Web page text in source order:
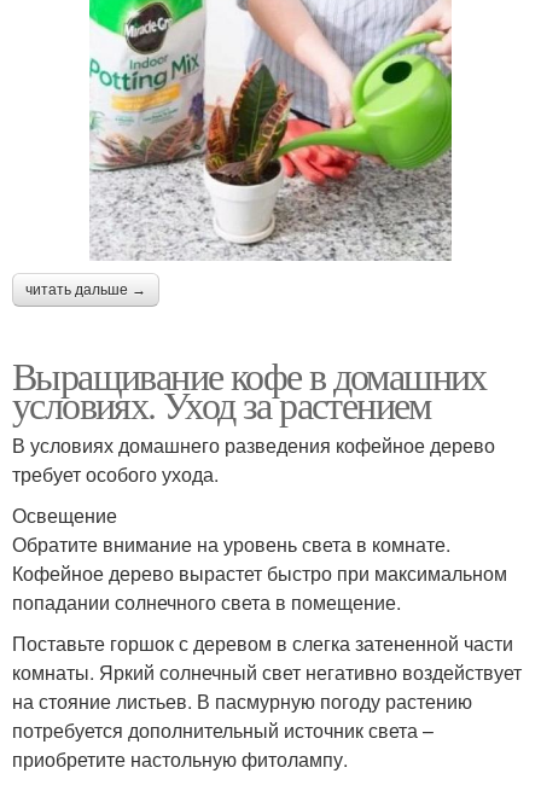
читать дальше →
Выращивание кофе в домашних
условиях. Уход за растением
В условиях домашнего разведения кофейное дерево
требует особого ухода.
Освещение
Обратите внимание на уровень света в комнате.
Кофейное дерево вырастет быстро при максимальном
попадании солнечного света в помещение.
Поставьте горшок с деревом в слегка затененной части
комнаты. Яркий солнечный свет негативно воздействует
на стояние листьев. В пасмурную погоду растению
потребуется дополнительный источник света –
приобретите настольную фитолампу.